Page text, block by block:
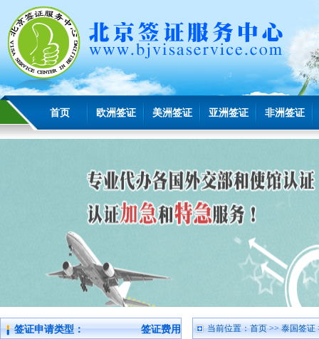
首页 欧洲签证 美洲签证 亚洲签证 非洲签证
签证申请类型： 签证费用 当前位置：首页>>泰国签证